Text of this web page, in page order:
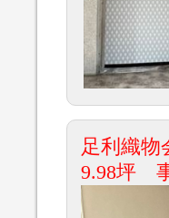
足利織
9.98坪